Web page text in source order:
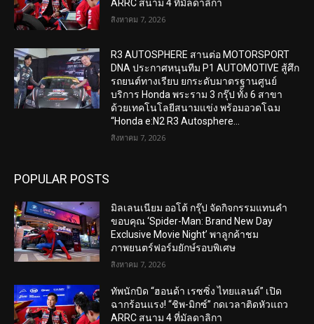
ARRC สนาม 4 ที่มัลดาลิกา
สิงหาคม 7, 2026
R3 AUTOSPHERE สานต่อ MOTORSPORT
DNA ประกาศหนุนทีม P1 AUTOMOTIVE สู้ศึก
รถยนต์ทางเรียบ ยกระดับมาตรฐานศูนย์
บริการ Honda พระราม 3 กรุ๊ป ทั้ง 6 สาขา
ด้วยเทคโนโลยีสนามแข่ง พร้อมอวดโฉม
“Honda e:N2 R3 Autosphere...
สิงหาคม 7, 2026
POPULAR POSTS
มิลเลนเนียม ออโต้ กรุ๊ป จัดกิจกรรมแทนคำ
ขอบคุณ ‘Spider-Man: Brand New Day
Exclusive Movie Night’ พาลูกค้าชม
ภาพยนตร์ฟอร์มยักษ์รอบพิเศษ
สิงหาคม 7, 2026
ทัพนักบิด “ฮอนด้า เรซซิ่ง ไทยแลนด์” เปิด
ฉากร้อนแรง! “ชิพ-มิกซ์” กดเวลาติดหัวแถว
ARRC สนาม 4 ที่มัลดาลิกา